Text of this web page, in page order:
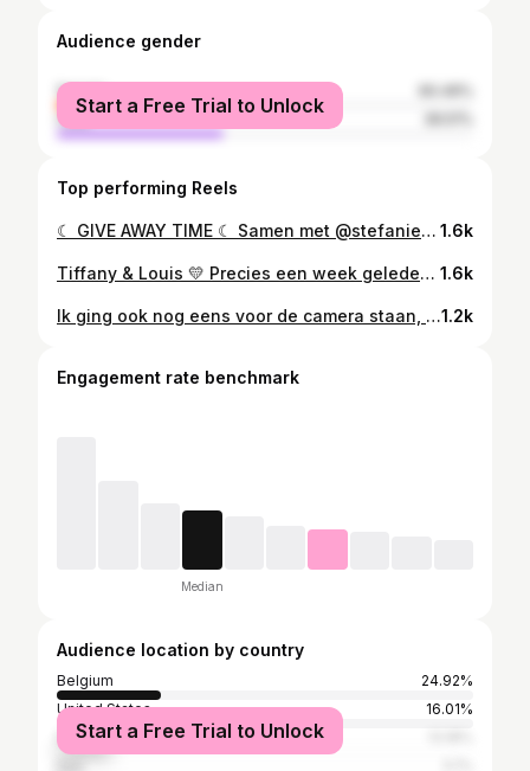
Audience gender
female
male
Start a Free Trial to Unlock
Top performing Reels
☾ GIVE AWAY TIME ☾ Samen met @stefaniegrootaersbb & @hairadvice_ geef ik een fotoshoot weg met alles erop & eraan. Dit bij sunset met een full make-up look & prachtige haartjes ✨ WAT MOET JE DOEN? ♡ Volg @justienoltenfreiter , @stefaniegrootaersbb & @hairadvice_ ♡ Like deze post ♡ Tag je vriendin of vriend ♡ Extra luck? Repost ons in je verhaal De give away loopt tot 12/08!! Good luck babes 💛 1.6k
Tiffany & Louis 💛 Precies een week geleden sprak ik af met deze toppers in Knokke. Toen ik doorhad dat ik DE Louis Talpe mocht fotograferen werd ik wel een beetje nerveus. Maar wauw, wat een liefde, voor elkaar maar ook voor hun 2 schatten. Hun nieuwste wondertje & eentje met 4 pootjes ✨ #loveandwildhearts 1.6k
Ik ging ook nog eens voor de camera staan, lekker hoe ik ben ✨ Resting bitchface is back 💛1.2k
Engagement rate benchmark
Median
Audience location by country
Belgium
24.92%
United States
16.01%
Brazil
Start a Free Trial to Unlock